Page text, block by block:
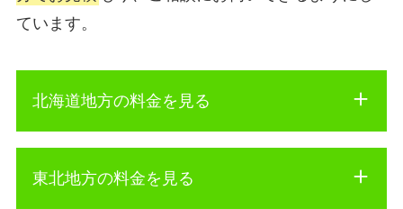
ています。
北海道地方の料金を見る
東北地方の料金を見る